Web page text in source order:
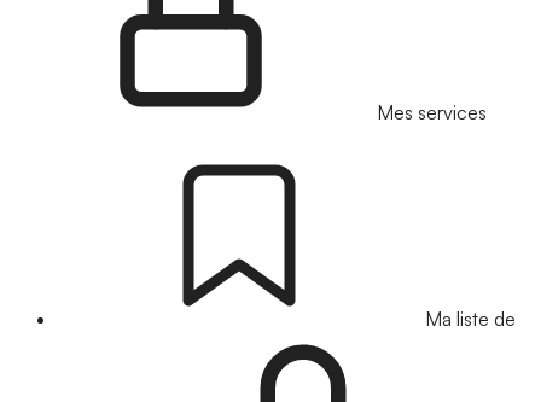
Mes services
Ma liste de